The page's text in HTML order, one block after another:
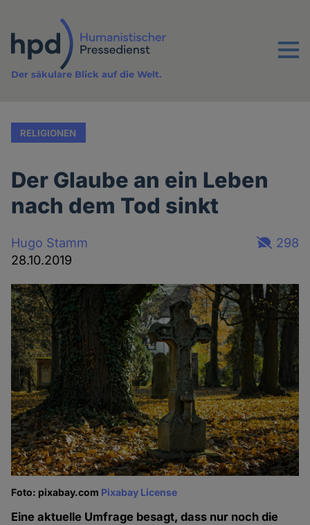
Inhalt
Menu
Der säkulare Blick auf die Welt.
RELIGIONEN
Der Glaube an ein Leben
nach dem Tod sinkt
Hugo Stamm
28.10.2019
298
Foto: pixabay.com Pixabay License
Eine aktuelle Umfrage besagt, dass nur noch die